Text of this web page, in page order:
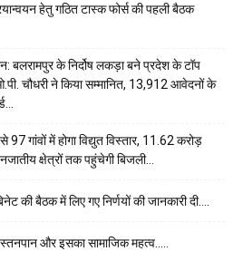
हेतु गठित टास्क फोर्स की पहली बैठक
बलरामपुर के निर्दोष लकड़ा बने प्रदेश के टॉप
चौधरी ने किया सम्मानित, 13,912 आवेदनों के
97 गांवों में होगा विद्युत विस्तार, 11.62 करोड़
क्षेत्रों तक पहुंचेगी बिजली…
की बैठक में लिए गए निर्णयों की जानकारी दी….
और इसका सामाजिक महत्व…..